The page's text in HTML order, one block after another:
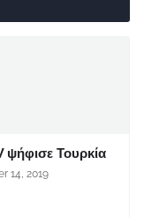
ψήφισε Τουρκία
14, 2019